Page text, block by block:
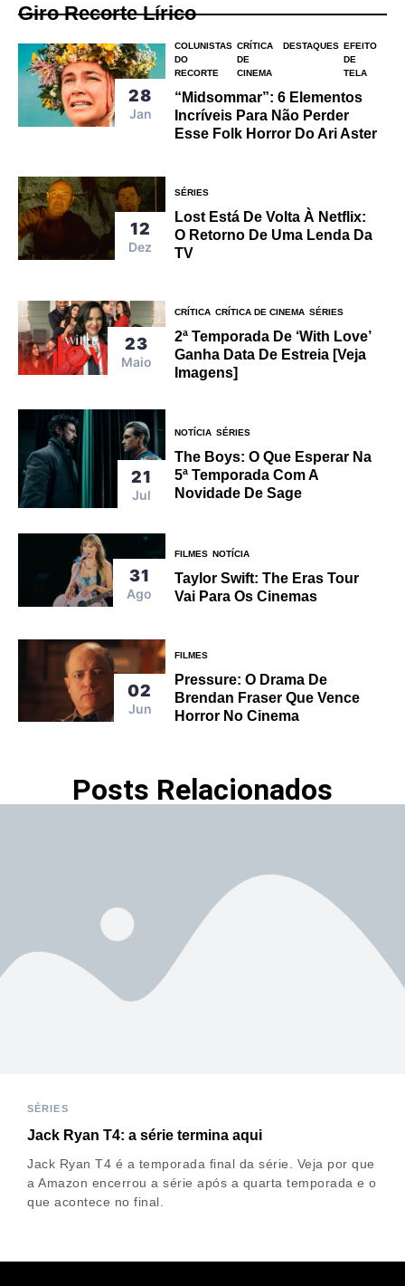
Giro Recorte Lírico
28
Jan
COLUNISTAS
DO
RECORTE
CRÍTICA
DE
CINEMA
DESTAQUES EFEITO
DE
TELA
“Midsommar”: 6 Elementos
Incríveis Para Não Perder
Esse Folk Horror Do Ari Aster
12
Dez
SÉRIES
Lost Está De Volta À Netflix:
O Retorno De Uma Lenda Da
TV
23
Maio
CRÍTICA CRÍTICA DE CINEMA SÉRIES
2ª Temporada De ‘With Love’
Ganha Data De Estreia [veja
Imagens]
21
Jul
NOTÍCIA SÉRIES
The Boys: O Que Esperar Na
5ª Temporada Com A
Novidade De Sage
31
Ago
FILMES NOTÍCIA
Taylor Swift: The Eras Tour
Vai Para Os Cinemas
02
Jun
FILMES
Pressure: O Drama De
Brendan Fraser Que Vence
Horror No Cinema
Posts Relacionados
SÉRIES
Jack Ryan T4: a série termina aqui
Jack Ryan T4 é a temporada final da série. Veja por que
a Amazon encerrou a série após a quarta temporada e o
que acontece no final.